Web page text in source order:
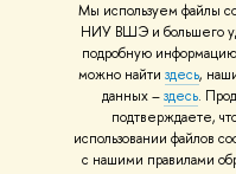
Мы используем файлы
НИУ ВШЭ и большего
подробную
можно найти здесь,
данных –здесь.
подтверждаете,
использовании файлов
с нашими правилами
Работа в Вышке
© НИУ ВШЭ 1993–2026
материалов Политика